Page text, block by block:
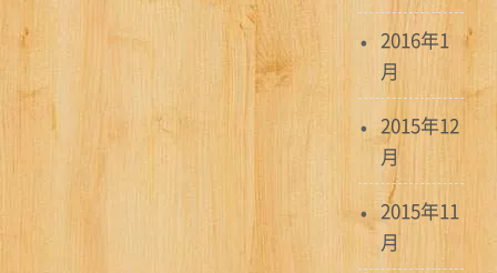
2016年1
月
2015年12
月
2015年11
月